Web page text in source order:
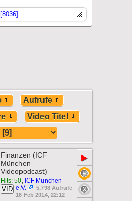
Aufrufe
Video Titel
Finanzen (ICF
München
Videopodcast)
Hits: 50, ICF München
e.V.
VID
5,798 Aufrufe
16 Feb 2014, 22:12
▶